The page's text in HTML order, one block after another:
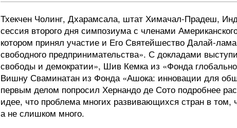
Тхекчен Чолинг, Дхарамсала, штат Химачал-Прадеш,
сессия второго дня симпозиума с членами
котором принял участие и Его Святейшество Далай-
свободного предпринимательства». С докладами
свободы и демократии», Шив Кемка из «Фонда
Вишну Сваминатан из Фонда «Ашока: инновации для
первым делом попросил Хернандо де Сото подробнее
идее, что проблема многих развивающихся стран в
а не слишком много.